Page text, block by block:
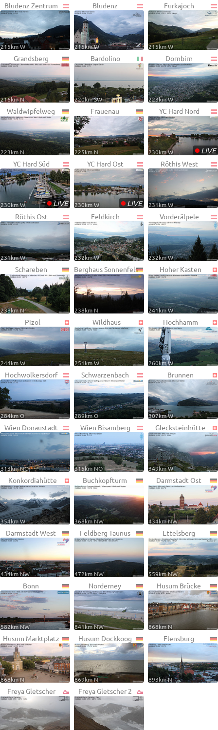
Bludenz Zentrum
215km W
Bludenz
215km W
Furkajoch
215km W
Grandsberg
216km N
Bardolino
220km SW
Dornbirn
223km W
Waldwipfelweg
223km N
Frauenau
225km N
YC Hard Nord
•LIVE
230km W
YC Hard Süd
•LIVE
230km W
YC Hard Ost
•LIVE
230km W
Röthis West
231km W
Röthis Ost
231km W
Feldkirch
232km W
Vorderälpele
232km W
Schareben
238km N
Berghaus Sonnenfels
238km N
Hoher Kasten
241km W
Pizol
244km W
Wildhaus
251km W
Hochhamm
260km W
Hochwolkersdorf
284km O
Schwarzenbach
289km O
Brunnen
307km W
Wien Donaustadt
313km NO
Wien Bisamberg
315km NO
Glecksteinhütte
349km W
Konkordiahütte
354km W
Buchkopfturm
368km NW
Darmstadt Ost
434km NW
Darmstadt West
434km NW
Feldberg Taunus
472km NW
Ettelsberg
559km NW
Bonn
582km NW
Norderney
841km NW
Husum Brücke
868km N
Husum Marktplatz
868km N
Husum Dockkoog
869km N
Flensburg
893km N
Freya Gletscher Freya Gletscher 2